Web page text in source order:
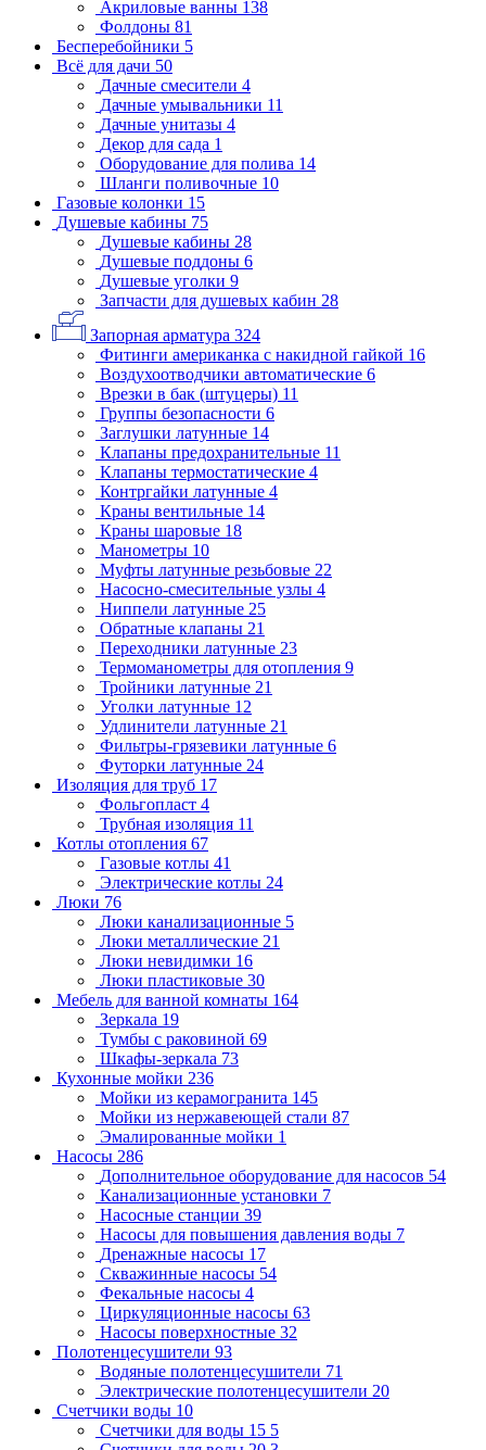
Акриловые ванны 138
Фолдоны 81
Бесперебойники 5
Всё для дачи 50
Дачные смесители 4
Дачные умывальники 11
Дачные унитазы 4
Декор для сада 1
Оборудование для полива 14
Шланги поливочные 10
Газовые колонки 15
Душевые кабины 75
Душевые кабины 28
Душевые поддоны 6
Душевые уголки 9
Запчасти для душевых кабин 28
Запорная арматура 324
Фитинги американка с накидной гайкой 16
Воздухоотводчики автоматические 6
Врезки в бак (штуцеры) 11
Группы безопасности 6
Заглушки латунные 14
Клапаны предохранительные 11
Клапаны термостатические 4
Контргайки латунные 4
Краны вентильные 14
Краны шаровые 18
Манометры 10
Муфты латунные резьбовые 22
Насосно-смесительные узлы 4
Ниппели латунные 25
Обратные клапаны 21
Переходники латунные 23
Термоманометры для отопления 9
Тройники латунные 21
Уголки латунные 12
Удлинители латунные 21
Фильтры-грязевики латунные 6
Футорки латунные 24
Изоляция для труб 17
Фольгопласт 4
Трубная изоляция 11
Котлы отопления 67
Газовые котлы 41
Электрические котлы 24
Люки 76
Люки канализационные 5
Люки металлические 21
Люки невидимки 16
Люки пластиковые 30
Мебель для ванной комнаты 164
Зеркала 19
Тумбы с раковиной 69
Шкафы-зеркала 73
Кухонные мойки 236
Мойки из керамогранита 145
Мойки из нержавеющей стали 87
Эмалированные мойки 1
Насосы 286
Дополнительное оборудование для насосов 54
Канализационные установки 7
Насосные станции 39
Насосы для повышения давления воды 7
Дренажные насосы 17
Скважинные насосы 54
Фекальные насосы 4
Циркуляционные насосы 63
Насосы поверхностные 32
Полотенцесушители 93
Водяные полотенцесушители 71
Электрические полотенцесушители 20
Счетчики воды 10
Счетчики для воды 15 5